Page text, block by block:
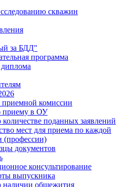
скважин
за БДД"
программа
комиссии
приему в ОУ
поданных заявлений
мест для приема по каждой
(профессии)
документов
консультирование
выпускника
общежития